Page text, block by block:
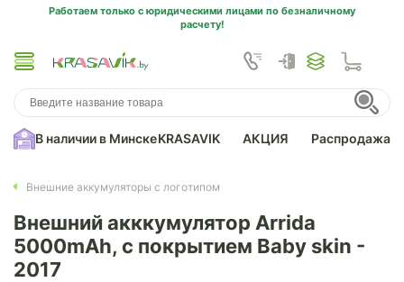
Работаем только с юридическими лицами по безналичному
расчету!
В наличии в МинскеKRASAVIK АКЦИЯ Распродажа
Внешние аккумуляторы с логотипом
Внешний акккумулятор Arrida
5000mAh, с покрытием Baby skin -
2017